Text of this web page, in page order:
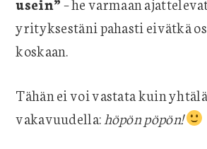
yrityksestäni pahasti eivätkä
koskaan.
Tähän ei voi vastata kuin
vakavuudella: höpön pöpön!